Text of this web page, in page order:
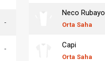
-
-
Neco Rubayo
Orta Saha
Capi
Orta Saha